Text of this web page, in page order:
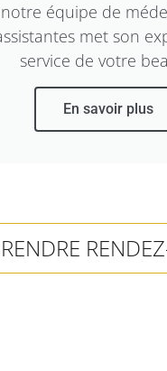
notre équipe de
met son
service de votre
En savoir plus